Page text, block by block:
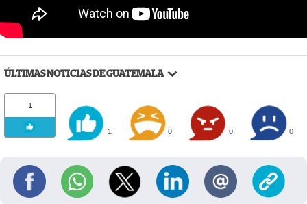
ÚLTIMAS NOTICIAS DE GUATEMALA
1
1 0 0 0